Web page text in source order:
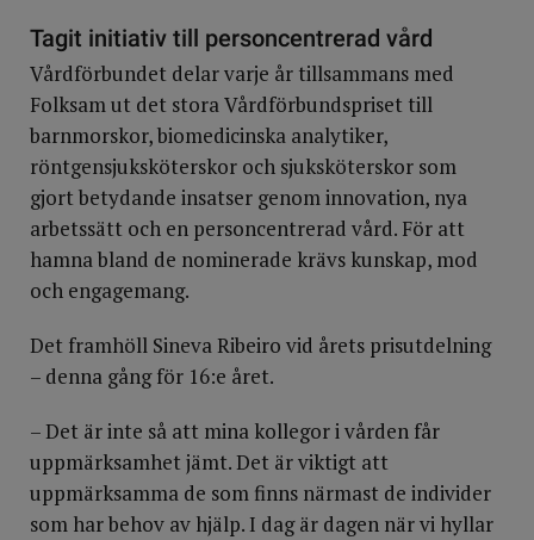
Tagit initiativ till personcentrerad vård
Vårdförbundet delar varje år tillsammans med
Folksam ut det stora Vårdförbundspriset till
barnmorskor, biomedicinska analytiker,
röntgensjuksköterskor och sjuksköterskor som
gjort betydande insatser genom innovation, nya
arbetssätt och en personcentrerad vård. För att
hamna bland de nominerade krävs kunskap, mod
och engagemang.
Det framhöll Sineva Ribeiro vid årets prisutdelning
– denna gång för 16:e året.
– Det är inte så att mina kollegor i vården får
uppmärksamhet jämt. Det är viktigt att
uppmärksamma de som finns närmast de individer
som har behov av hjälp. I dag är dagen när vi hyllar